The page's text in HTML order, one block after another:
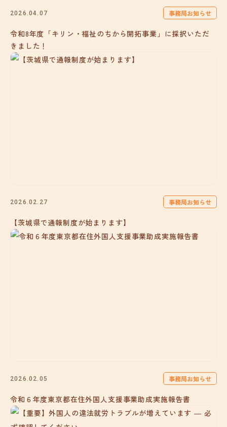
2026.04.07 事務局お知らせ
令和8年度「キリン・福祉のちから開拓事業」に採択いただ
きました！
2026.02.27 事務局お知らせ
【茨城県で通報制度が始まります】
2026.02.05 事務局お知らせ
令和６年度東京都在住外国人支援事業助成実施報告書